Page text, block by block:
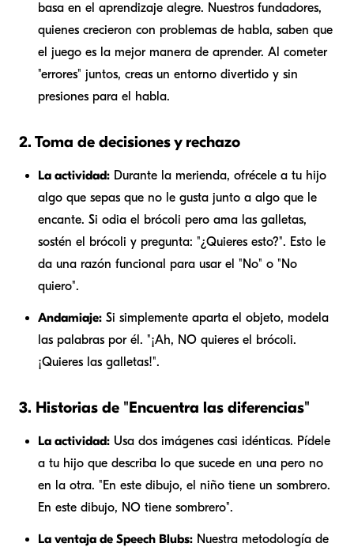
basa en el aprendizaje alegre. Nuestros fundadores,
quienes crecieron con problemas de habla, saben que
el juego es la mejor manera de aprender. Al cometer
"errores" juntos, creas un entorno divertido y sin
presiones para el habla.
2. Toma de decisiones y rechazo
La actividad: Durante la merienda, ofrécele a tu hijo
algo que sepas que no le gusta junto a algo que le
encante. Si odia el brócoli pero ama las galletas,
sostén el brócoli y pregunta: "¿Quieres esto?". Esto le
da una razón funcional para usar el "No" o "No
quiero".
Andamiaje: Si simplemente aparta el objeto, modela
las palabras por él. "¡Ah, NO quieres el brócoli.
¡Quieres las galletas!".
3. Historias de "Encuentra las diferencias"
La actividad: Usa dos imágenes casi idénticas. Pídele
a tu hijo que describa lo que sucede en una pero no
en la otra. "En este dibujo, el niño tiene un sombrero.
En este dibujo, NO tiene sombrero".
La ventaja de Speech Blubs: Nuestra metodología de